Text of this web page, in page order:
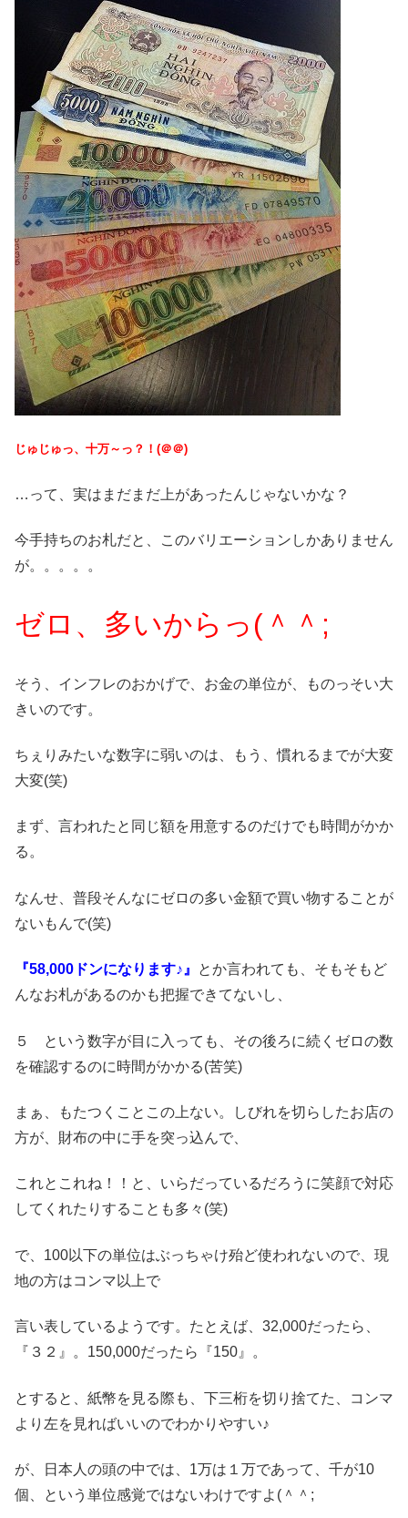
じゅじゅっ、十万～っ？！(＠＠)
…って、実はまだまだ上があったんじゃないかな？
今手持ちのお札だと、このバリエーションしかありません
が。。。。。
ゼロ、多いからっ(＾＾;
そう、インフレのおかげで、お金の単位が、ものっそい大
きいのです。
ちぇりみたいな数字に弱いのは、もう、慣れるまでが大変
大変(笑)
まず、言われたと同じ額を用意するのだけでも時間がかか
る。
なんせ、普段そんなにゼロの多い金額で買い物することが
ないもんで(笑)
『58,000ドンになります♪』
とか言われても、そもそもど
んなお札があるのかも把握できてないし、
５ という数字が目に入っても、その後ろに続くゼロの数
を確認するのに時間がかかる(苦笑)
まぁ、もたつくことこの上ない。しびれを切らしたお店の
方が、財布の中に手を突っ込んで、
これとこれね！！と、いらだっているだろうに笑顔で対応
してくれたりすることも多々(笑)
で、100以下の単位はぶっちゃけ殆ど使われないので、現
地の方はコンマ以上で
言い表しているようです。たとえば、32,000だったら、
『３２』。150,000だったら『150』。
とすると、紙幣を見る際も、下三桁を切り捨てた、コンマ
より左を見ればいいのでわかりやすい♪
が、日本人の頭の中では、1万は１万であって、千が10
個、という単位感覚ではないわけですよ(＾＾;